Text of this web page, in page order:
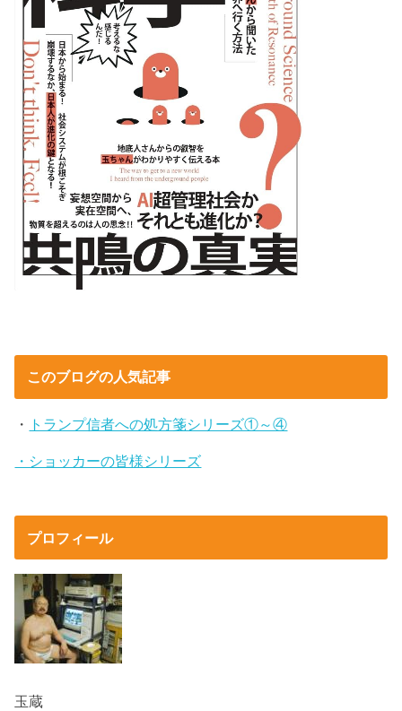
このブログの人気記事
・ トランプ信者への処方箋シリーズ①～④
・ショッカーの皆様シリーズ
プロフィール
玉蔵